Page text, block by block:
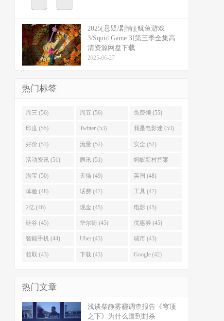
2025[悬疑/剧情][鱿鱼游戏
3/Squid Game 3]第三季全集高
清资源网盘下载
2025-06-27
热门标签
周三 (56) 周五 (56) 免费领 (55)
印度 (55) Twitter (53) 我是电影迷 (53)
好价 (53) 流量 (52) 安全 (52)
活动资讯 (51) 腾讯 (51) 蚂蚁新村答案
(51)
淘宝 (50) 天猫 (49) 英国 (48)
体验 (48) 话费 (47) 工具 (47)
2亿 (46) 现金 (45) 电影 (45)
硅谷 (45) 华尔街 (45) 优惠券 (45)
智能手机 (44) Uber (43) 城市 (43)
领取 (43) 下载 (43) Google (42)
热门文章
浅谈柴静雾霾调查报告《穹顶
之下》为什么遭到封杀